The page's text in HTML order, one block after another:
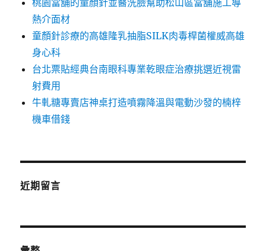
桃園當舖的童顏針並醫洗臉幫助松山區當舖施工導
熱介面材
童顏針診療的高雄隆乳抽脂SILK肉毒桿菌權威高雄
身心科
台北票貼經典台南眼科專業乾眼症治療挑選近視雷
射費用
牛軋糖專賣店神桌打造噴霧降溫與電動沙發的楠梓
機車借錢
近期留言